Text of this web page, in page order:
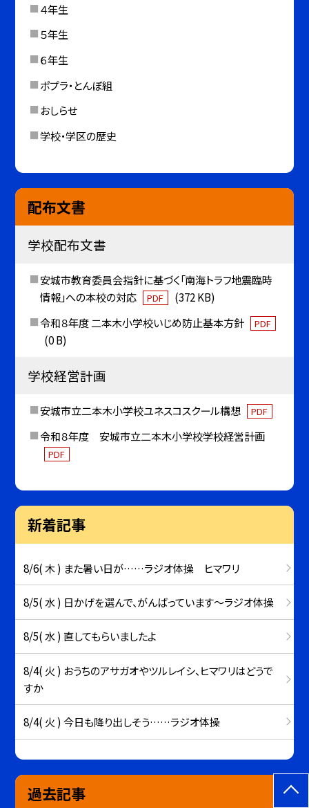
４年生
５年生
６年生
ポプラ・とんぼ組
おしらせ
学校・学区の歴史
配布文書
学校配布文書
安城市教育委員会指針に基づく「南海トラフ地震臨時
情報」への本校の対応
PDF
(372 KB)
令和８年度 二本木小学校いじめ防止基本方針
PDF
(0 B)
学校経営計画
安城市立二本木小学校ユネスコスクール構想 PDF
令和８年度 安城市立二本木小学校学校経営計画
PDF
新着記事
8/6( 木 ) また暑い日が……ラジオ体操 ヒマワリ
8/5( 水 ) 日かげを選んで、がんばっています～ラジオ体操
8/5( 水 ) 直してもらいましたよ
8/4( 火 ) おうちのアサガオやツルレイシ、ヒマワリはどうで
すか
8/4( 火 ) 今日も降り出しそう……ラジオ体操
過去記事